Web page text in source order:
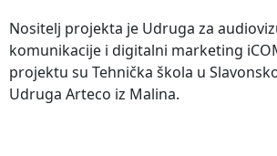
Nositelj projekta je Udruga za
komunikacije i digitalni marketing
projektu su Tehnička škola u
Udruga Arteco iz Malina.